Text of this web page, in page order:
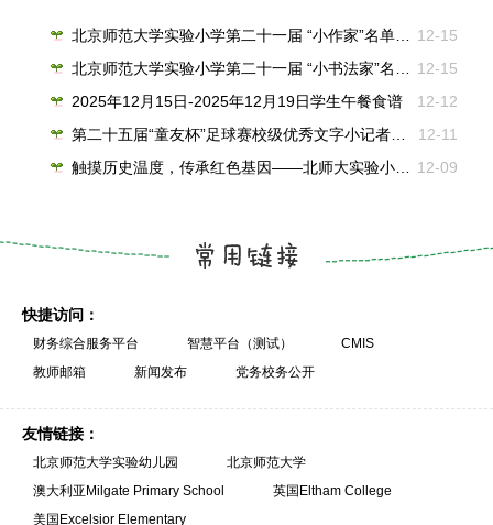
12-15
北京师范大学实验小学第二十一届 “小作家”名单（2025-2026学年度）
12-15
北京师范大学实验小学第二十一届 “小书法家”名单（2025-2026学年度）
12-12
2025年12月15日-2025年12月19日学生午餐食谱
12-11
第二十五届“童友杯”足球赛校级优秀文字小记者名单
12-09
触摸历史温度，传承红色基因——北师大实验小学参与四校联动“一二·九”主题行走思政课纪实
快捷访问：
财务综合服务平台 智慧平台（测试）
CMIS
教师邮箱
新闻发布 党务校务公开
友情链接：
北京师范大学实验幼儿园
北京师范大学
澳大利亚Milgate Primary School
英国Eltham College
美国Excelsior Elementary